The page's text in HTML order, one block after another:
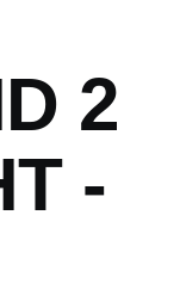
Über uns
2
-